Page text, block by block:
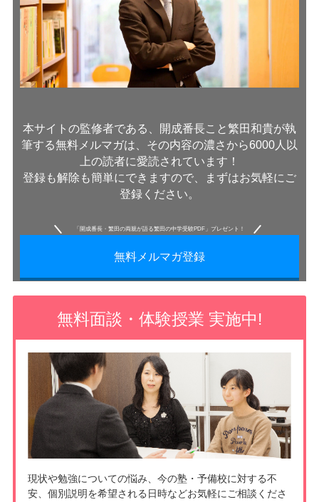
本サイトの監修者である、開成番長こと繁田和貴が執
筆する無料メルマガは、その内容の濃さから6000人以
上の読者に愛読されています！
登録も解除も簡単にできますので、まずはお気軽にご
登録ください。
「開成番長・繁田の両親が語る繁田の中学受験PDF」プレゼント！
無料メルマガ登録
無料面談・体験授業 実施中!
現状や勉強についての悩み、今の塾・予備校に対する不
安、個別説明を希望される日時などお気軽にご相談くださ